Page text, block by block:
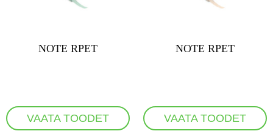
NOTE RPET
VAATA TOODET
NOTE RPET
VAATA TOODET